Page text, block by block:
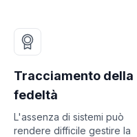
Tracciamento della
fedeltà
L'assenza di sistemi può
rendere difficile gestire la